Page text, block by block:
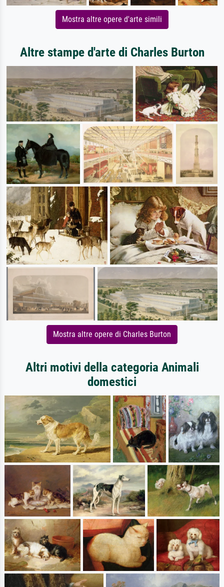
Mostra altre opere d'arte simili
Altre stampe d'arte di Charles Burton
Mostra altre opere di Charles Burton
Altri motivi della categoria Animali
domestici